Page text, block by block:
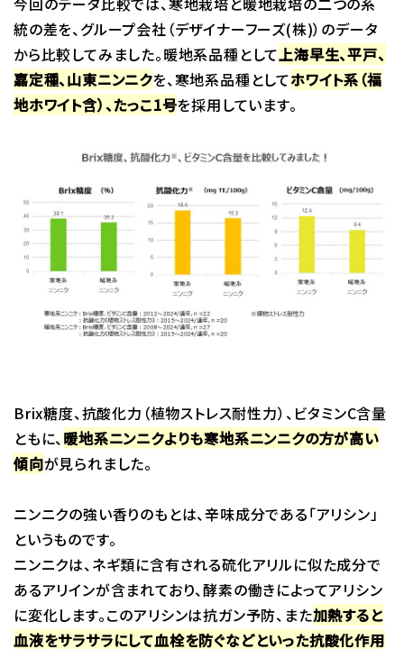
統の差を、グループ会社（デザイナーフーズ(株)）のデータ
から比較してみました。暖地系品種として上海早生、平戸、
嘉定種、山東ニンニクを、寒地系品種としてホワイト系（福
地ホワイト含）、たっこ1号を採用しています。
Brix糖度、抗酸化力（植物ストレス耐性力）、ビタミンC含量
ともに、暖地系ニンニクよりも寒地系ニンニクの方が高い
傾向が見られました。
ニンニクの強い香りのもとは、辛味成分である「アリシン」
というものです。
ニンニクは、ネギ類に含有される硫化アリルに似た成分で
あるアリインが含まれており、酵素の働きによってアリシン
に変化します。このアリシンは抗ガン予防、また加熱すると
血液をサラサラにして血栓を防ぐなどといった抗酸化作用